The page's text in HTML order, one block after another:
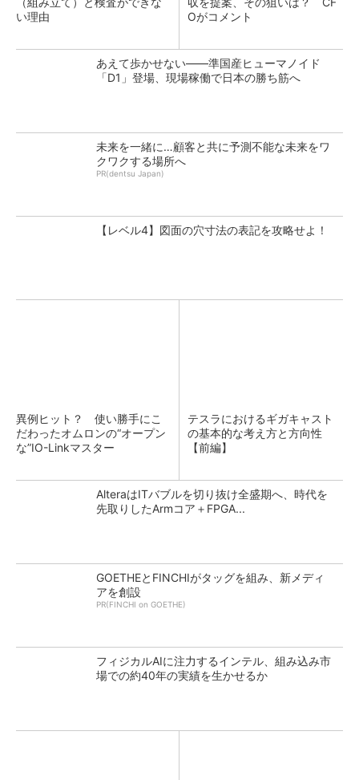
い理由
Oがコメント
あえて歩かせない――準国産ヒューマノイド
「D1」登場、現場稼働で日本の勝ち筋へ
未来を一緒に…顧客と共に予測不能な未来をワ
クワクする場所へ
PR(dentsu Japan)
【レベル4】図面の穴寸法の表記を攻略せよ！
異例ヒット？ 使い勝手にこ
だわったオムロンの“オープン
な”IO-Linkマスター
テスラにおけるギガキャスト
の基本的な考え方と方向性
【前編】
AlteraはITバブルを切り抜け全盛期へ、時代を
先取りしたArmコア＋FPGA...
GOETHEとFINCHIがタッグを組み、新メディ
アを創設
PR(FINCHI on GOETHE)
フィジカルAIに注力するインテル、組み込み市
場での約40年の実績を生かせるか